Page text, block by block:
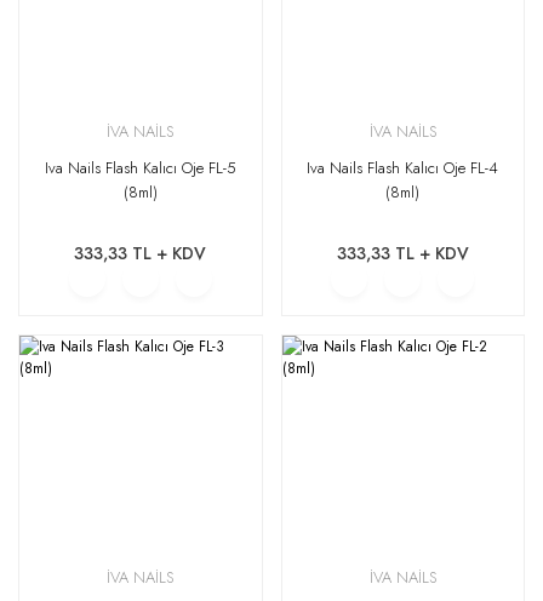
İVA NAİLS
Iva Nails Flash Kalıcı Oje FL-5
(8ml)
333,33 TL + KDV
İVA NAİLS
Iva Nails Flash Kalıcı Oje FL-4
(8ml)
333,33 TL + KDV
İVA NAİLS
İVA NAİLS